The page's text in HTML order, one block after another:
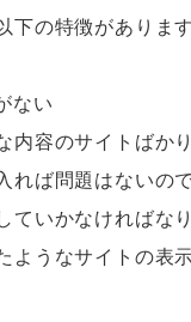
下の特徴があります
ない
内容のサイトばか
れば問題はないの
ていかなければな
ようなサイトの表